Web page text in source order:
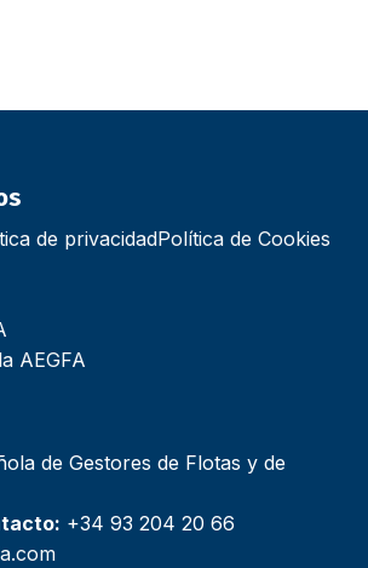
de privacidadPolítica de Cookies
AEGFA
de Gestores de Flotas y de
+34 93 204 20 66